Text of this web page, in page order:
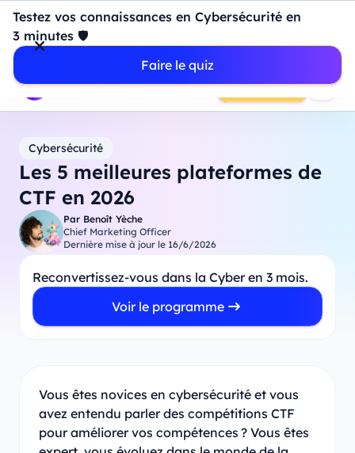
Testez vos connaissances en Cybersécurité en
3 minutes 🛡️
Faire le quiz
Introduction à Power BI : construisez votre premier
dashboard de A à Z
- Mardi 11 Août à 18h00
Professionnels
Étudiants Parents Entreprises
Prendre RDV
Cybersécurité
Les 5 meilleures plateformes de
CTF en 2026
Par Benoît Yèche
Chief Marketing Officer
Dernière mise à jour le 16/6/2026
Reconvertissez-vous dans la Cyber en 3 mois.
Voir le programme
Vous êtes novices en cybersécurité et vous
avez entendu parler des compétitions CTF
pour améliorer vos compétences ? Vous êtes